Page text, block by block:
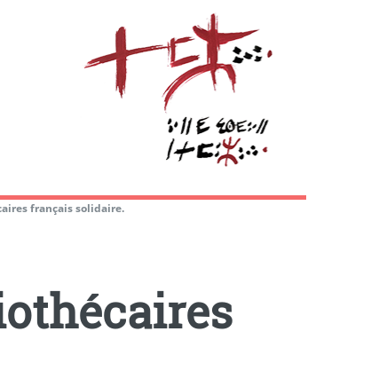
français solidaire.